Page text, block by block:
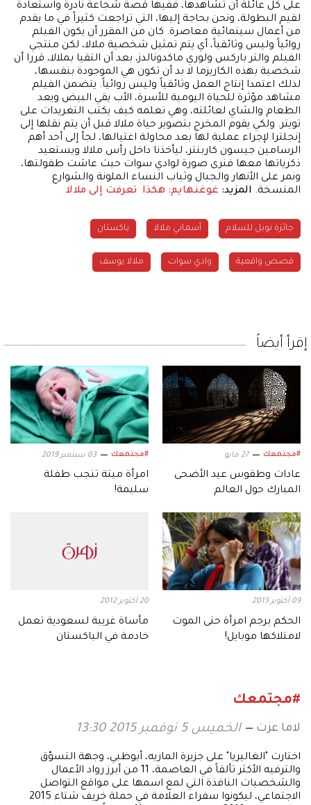
على كل عائلة أن تشاهدها، ففيها قصة شجاعة نادرة واستعادة
لقيم البطولة، ونحن بحاجة إليها، التي تراجعت كثيراً في ما يقدم
من أعمال سينمائية معاصرة. كان من المقرر أن يكون الفيلم
روائياً وليس وثائقياً، أي يتم تمثيل شخصية ملالا، لكن منتجي
الفيلم والتر باركس ولوري ماكدونالدز، بعد أن التقيا بملالا، قررا أن
شخصية بهذه الكاريزما لا بد أن تكون هي الموجودة بنفسها،
لذلك اعتمدا إنتاج العمل وثائقياً وليس روائياً. يتضمن الفيلم
مشاهد مؤثرة للحياة اليومية للأسرة، الأب يقي البيض ويعد
الطعام والشاي لعائلته، وهي تعلمه كيف يكتب التغريدات على
تويتر. ولكي يقوم المخرج بتصوير حياة ملالا قبل أن يتم نقلها إلى
إنجلترا لإجراء عملية لها بعد محاولة اغتيالها، لجأ إلى أحد أهم
الرسامين جيسون كاربنتر، ليأخذنا داخل رأس ملالا ويستعيد
ذكرياتها معها فنرى صورة لوادي سوات حيث عاشت طفولتها،
ونمر على الأنهار والجبال وثياب النساء الملونة والشوارع
المتسخة. المزيد: غوغنهايم: هكذا تعرفت إلى ملالا
جائزة نوبل للسلام أسماني ملالا باكستان
قصص واقعية وادي سوات ملالا يوسف
إقرأ أيضاً
#مجتمعك 27 مايو
عادات وطقوس عيد الأضحى
المبارك حول العالم
#مجتمعك 03 سبتمبر 2019
امرأة ميتة تنجب طفلة
سليمة!
09 أكتوبر 2013
الحكم برجم امرأة حتى الموت
لامتلاكها موبايل!
20 أكتوبر 2012
مأساة غريبة لسعودية تعمل
خادمة في الباكستان
#مجتمعك
لاما عزت الخميس 5 نوفمبر 2015 13:30
اختارت "الغاليريا" على جزيرة الماريه، أبوظبي، وجهة التسوّق
والترفيه الأكثر تألقاً في العاصمة، 11 من أبرز رواد الأعمال
والشخصيات النافذة التي لمع اسمها على مواقع التواصل
الاجتماعي، ليكونوا سفراء العلامة في حملة خريف شتاء 2015